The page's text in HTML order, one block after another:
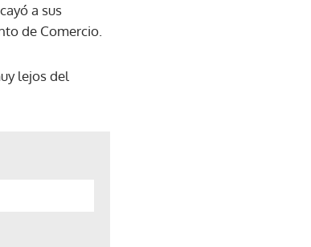
a sus
de Comercio.
lejos del